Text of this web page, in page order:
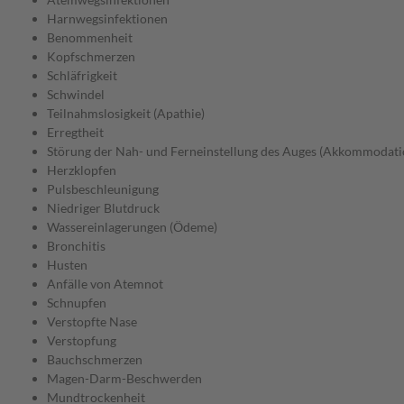
Harnwegsinfektionen
Benommenheit
Kopfschmerzen
Schläfrigkeit
Schwindel
Teilnahmslosigkeit (Apathie)
Erregtheit
Störung der Nah- und Ferneinstellung des Auges
Herzklopfen
Pulsbeschleunigung
Niedriger Blutdruck
Wassereinlagerungen (Ödeme)
Bronchitis
Husten
Anfälle von Atemnot
Schnupfen
Verstopfte Nase
Verstopfung
Bauchschmerzen
Magen-Darm-Beschwerden
Mundtrockenheit